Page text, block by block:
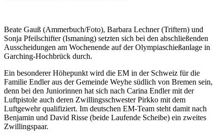
Beate Gauß (Ammerbuch/Foto), Barbara Lechner (Triftern) und
Sonja Pfeilschifter (Ismaning) setzten sich bei den abschließenden
Ausscheidungen am Wochenende auf der Olympiaschießanlage in
Garching-Hochbrück durch.
Ein besonderer Höhepunkt wird die EM in der Schweiz für die
Familie Endler aus der Gemeinde Weyhe südlich von Bremen sein,
denn bei den Juniorinnen hat sich nach Carina Endler mit der
Luftpistole auch deren Zwillingsschwester Pirkko mit dem
Luftgewehr qualifiziert. Im deutschen EM-Team steht damit nach
Benjamin und David Risse (beide Laufende Scheibe) ein zweites
Zwillingspaar.